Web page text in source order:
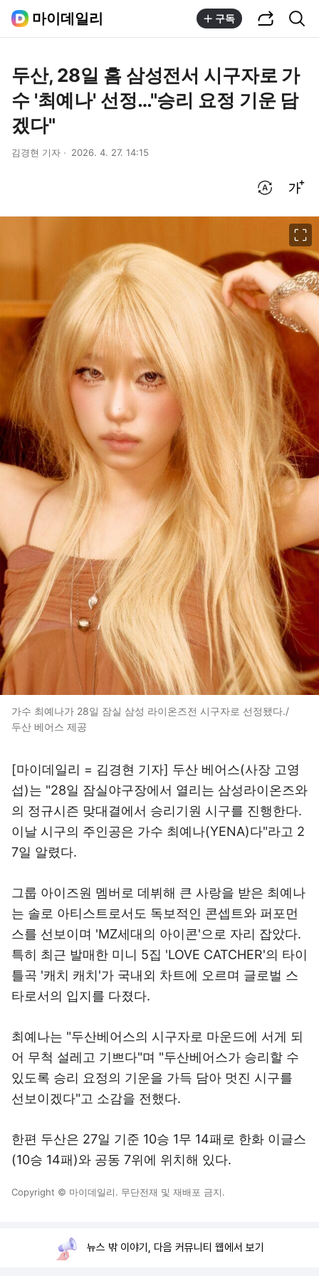
마이데일리 구독
두산, 28일 홈 삼성전서 시구자로 가
수 '최예나' 선정…"승리 요정 기운 담
겠다"
김경현 기자 2026. 4. 27. 14:15
가수 최예나가 28일 잠실 삼성 라이온즈전 시구자로 선정됐다./
두산 베어스 제공
[마이데일리 = 김경현 기자] 두산 베어스(사장 고영
섭)는 "28일 잠실야구장에서 열리는 삼성라이온즈와
의 정규시즌 맞대결에서 승리기원 시구를 진행한다.
이날 시구의 주인공은 가수 최예나(YENA)다"라고 2
7일 알렸다.
그룹 아이즈원 멤버로 데뷔해 큰 사랑을 받은 최예나
는 솔로 아티스트로서도 독보적인 콘셉트와 퍼포먼
스를 선보이며 'MZ세대의 아이콘'으로 자리 잡았다.
특히 최근 발매한 미니 5집 'LOVE CATCHER'의 타이
틀곡 '캐치 캐치'가 국내외 차트에 오르며 글로벌 스
타로서의 입지를 다졌다.
최예나는 "두산베어스의 시구자로 마운드에 서게 되
어 무척 설레고 기쁘다"며 "두산베어스가 승리할 수
있도록 승리 요정의 기운을 가득 담아 멋진 시구를
선보이겠다"고 소감을 전했다.
한편 두산은 27일 기준 10승 1무 14패로 한화 이글스
(10승 14패)와 공동 7위에 위치해 있다.
Copyright © 마이데일리. 무단전재 및 재배포 금지.
뉴스 밖 이야기, 다음 커뮤니티 웹에서 보기